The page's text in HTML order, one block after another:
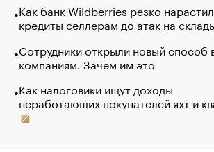
Как банк Wildberries резко нарастил
кредиты селлерам до атак на
Сотрудники открыли новый способ
компаниям. Зачем им это
Как налоговики ищут доходы
неработающих покупателей яхт и